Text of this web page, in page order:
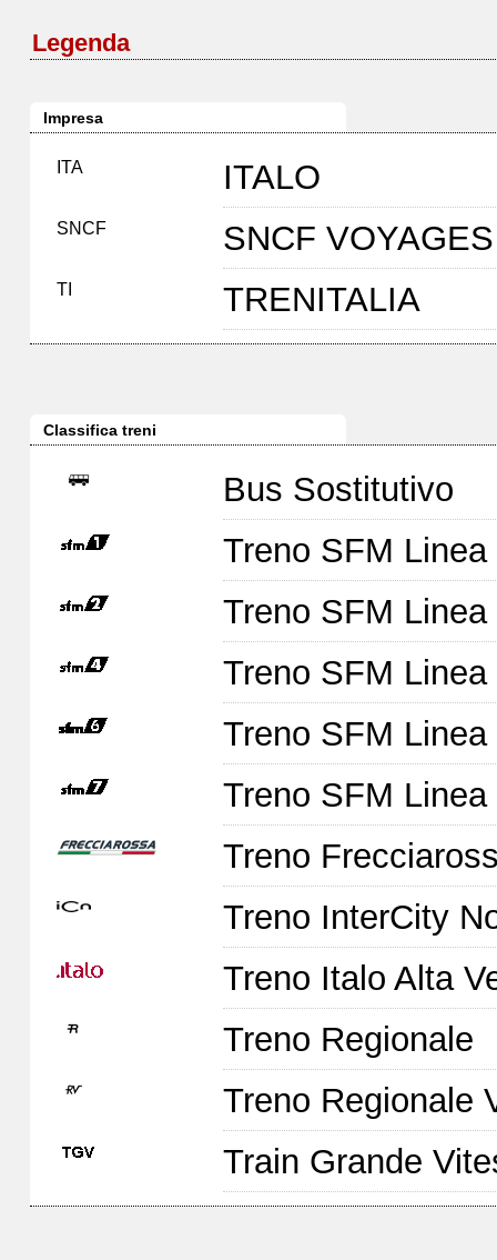
Legenda
Impresa
ITA ITALO
SNCF SNCF
TI TRENITALIA
Classifica treni
Bus Sostitutivo
Treno SFM Linea
Treno SFM Linea
Treno SFM Linea
Treno SFM Linea
Treno SFM Linea
Treno
Treno InterCity
Treno Italo Alta
Treno Regionale
Treno Regionale
Train Grande